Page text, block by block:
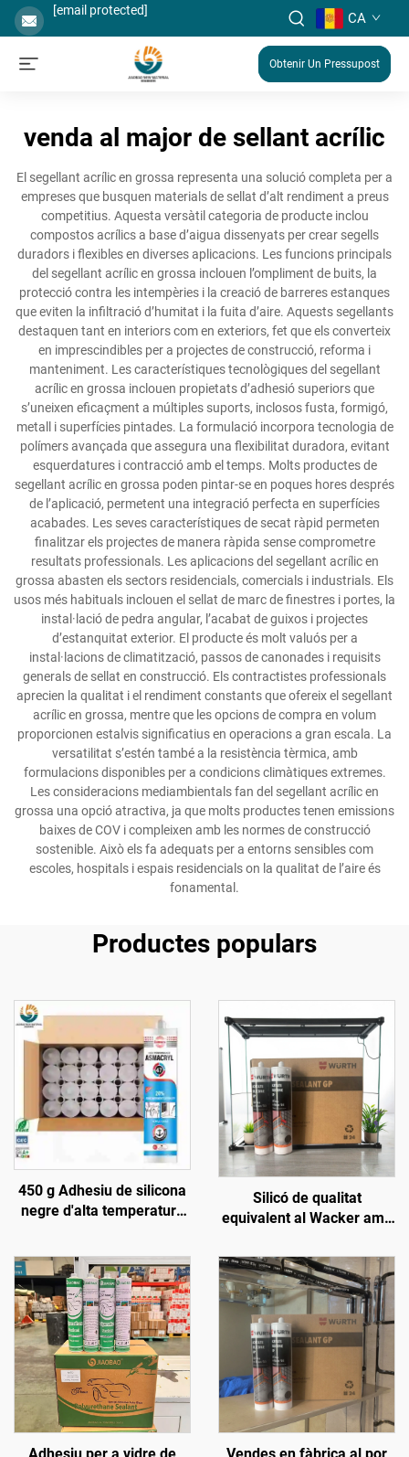
[email protected] CA
Obtenir Un Pressupost
venda al major de sellant acrílic
El segellant acrílic en grossa representa una solució completa per a
empreses que busquen materials de sellat d’alt rendiment a preus
competitius. Aquesta versàtil categoria de producte inclou
compostos acrílics a base d’aigua dissenyats per crear segells
duradors i flexibles en diverses aplicacions. Les funcions principals
del segellant acrílic en grossa inclouen l’ompliment de buits, la
protecció contra les intempèries i la creació de barreres estanques
que eviten la infiltració d’humitat i la fuita d’aire. Aquests segellants
destaquen tant en interiors com en exteriors, fet que els converteix
en imprescindibles per a projectes de construcció, reforma i
manteniment. Les característiques tecnològiques del segellant
acrílic en grossa inclouen propietats d’adhesió superiors que
s’uneixen eficaçment a múltiples suports, inclosos fusta, formigó,
metall i superfícies pintades. La formulació incorpora tecnologia de
polímers avançada que assegura una flexibilitat duradora, evitant
esquerdatures i contracció amb el temps. Molts productes de
segellant acrílic en grossa poden pintar-se en poques hores després
de l’aplicació, permetent una integració perfecta en superfícies
acabades. Les seves característiques de secat ràpid permeten
finalitzar els projectes de manera ràpida sense comprometre
resultats professionals. Les aplicacions del segellant acrílic en
grossa abasten els sectors residencials, comercials i industrials. Els
usos més habituals inclouen el sellat de marc de finestres i portes, la
instal·lació de pedra angular, l’acabat de guixos i projectes
d’estanquitat exterior. El producte és molt valuós per a
instal·lacions de climatització, passos de canonades i requisits
generals de sellat en construcció. Els contractistes professionals
aprecien la qualitat i el rendiment constants que ofereix el segellant
acrílic en grossa, mentre que les opcions de compra en volum
proporcionen estalvis significatius en operacions a gran escala. La
versatilitat s’estén també a la resistència tèrmica, amb
formulacions disponibles per a condicions climàtiques extremes.
Les consideracions mediambientals fan del segellant acrílic en
grossa una opció atractiva, ja que molts productes tenen emissions
baixes de COV i compleixen amb les normes de construcció
sostenible. Això els fa adequats per a entorns sensibles com
escoles, hospitals i espais residencials on la qualitat de l’aire és
fonamental.
Productes populars
450 g Adhesiu de silicona
negre d'alta temperatura
Silicó de qualitat
equivalent al Wacker amb
temperatures,
impermeable, clar i blanc